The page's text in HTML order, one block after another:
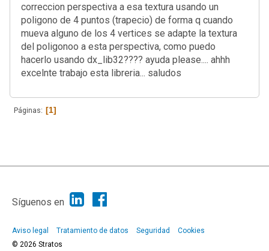
correccion perspectiva a esa textura usando un
poligono de 4 puntos (trapecio) de forma q cuando
mueva alguno de los 4 vertices se adapte la textura
del poligonoo a esta perspectiva, como puedo
hacerlo usando dx_lib32???? ayuda please.... ahhh
excelnte trabajo esta libreria... saludos
Páginas 1
|
Síguenos en
Aviso legal Tratamiento de datos Seguridad
Cookies
© 2026 Stratos